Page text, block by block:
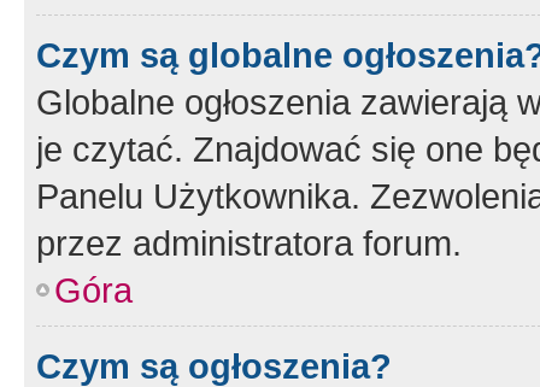
Czym są globalne
Globalne ogłoszenia zawierają
je czytać. Znajdować się one
Panelu Użytkownika.
przez administratora forum.
Góra
Czym są ogłoszenia?